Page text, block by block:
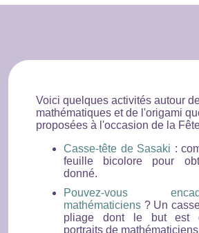
Voici quelques activités autour
mathématiques et de l'origami
proposées à l'occasion de la
Casse-tête de Sasaki :
feuille bicolore pour
donné.
Pouvez-vous
mathématiciens ? Un
pliage dont le but est
portraits de